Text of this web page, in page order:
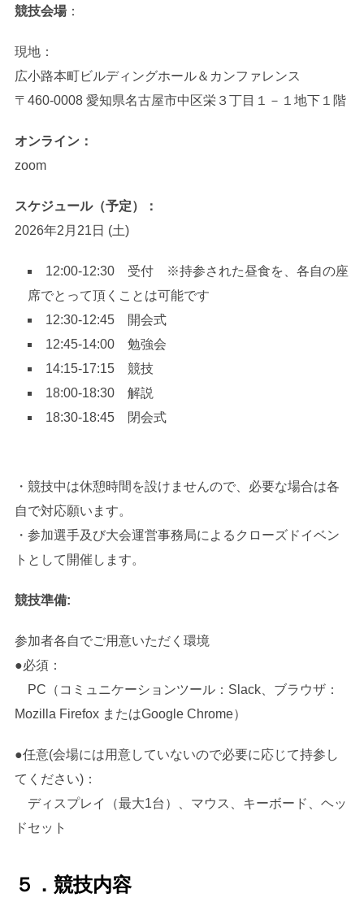
競技会場：
現地：
広小路本町ビルディングホール＆カンファレンス
〒460-0008 愛知県名古屋市中区栄３丁目１－１地下１階
オンライン：
zoom
スケジュール（予定）：
2026年2月21日 (土)
12:00-12:30 受付 ※持参された昼食を、各自の座
席でとって頂くことは可能です
12:30-12:45 開会式
12:45-14:00 勉強会
14:15-17:15 競技
18:00-18:30 解説
18:30-18:45 閉会式
・競技中は休憩時間を設けませんので、必要な場合は各
自で対応願います。
・参加選手及び大会運営事務局によるクローズドイベン
トとして開催します。
競技準備:
参加者各自でご用意いただく環境
●必須：
PC（コミュニケーションツール：Slack、ブラウザ：
Mozilla Firefox またはGoogle Chrome）
●任意(会場には用意していないので必要に応じて持参し
てください)：
ディスプレイ（最大1台）、マウス、キーボード、ヘッ
ドセット
５．競技内容